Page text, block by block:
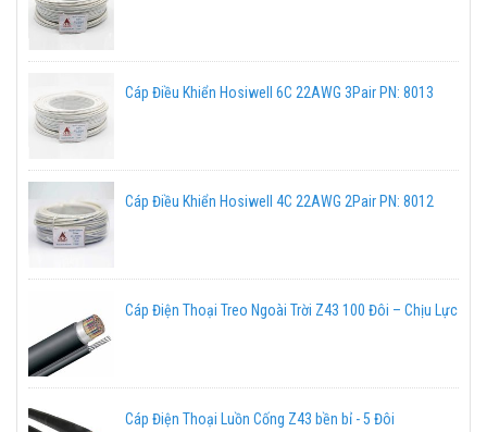
Cáp Điều Khiển Hosiwell 6C 22AWG 3Pair PN: 8013
Cáp Điều Khiển Hosiwell 4C 22AWG 2Pair PN: 8012
Cáp Điện Thoại Treo Ngoài Trời Z43 100 Đôi – Chịu Lực
Cáp Điện Thoại Luồn Cống Z43 bền bỉ - 5 Đôi